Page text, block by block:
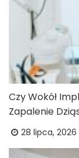
Czy Wokół
Zapalenie
28 lipca, 2026